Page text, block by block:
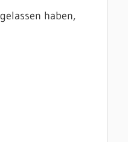
haben,